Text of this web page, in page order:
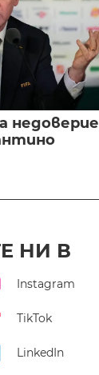
недоверие
НИ В
Instagram
TikTok
LinkedIn